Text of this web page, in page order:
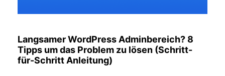
Langsamer WordPress Adminbereich? 8
Tipps um das Problem zu lösen (Schritt-
für-Schritt Anleitung)